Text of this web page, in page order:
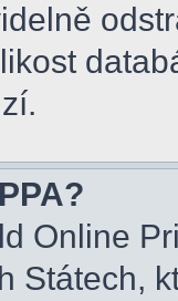
Online
Státech,